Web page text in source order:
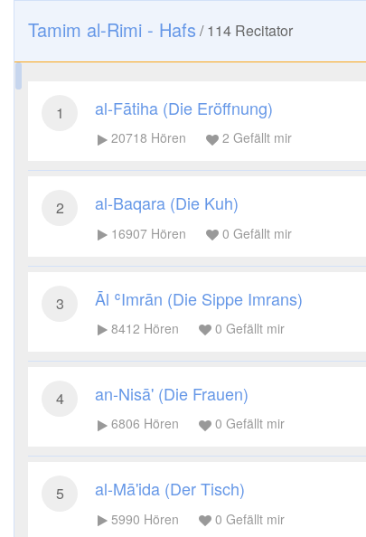
Tamim al-Rimi - Hafs /114 Recitator
1 al-Fātiha (Die Eröffnung)
20718 Hören 2 Gefällt mir
2 al-Baqara (Die Kuh)
16907 Hören 0 Gefällt mir
3 Āl ʿImrān (Die Sippe Imrans)
8412 Hören 0 Gefällt mir
4 an-Nisā' (Die Frauen)
6806 Hören 0 Gefällt mir
5 al-Mā'ida (Der Tisch)
5990 Hören 0 Gefällt mir